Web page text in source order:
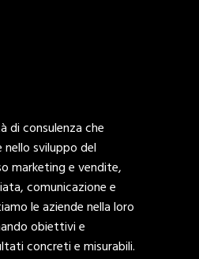
di consulenza che
sviluppo del
marketing e vendite,
comunicazione e
le aziende nella loro
obiettivi e
concreti e misurabili.